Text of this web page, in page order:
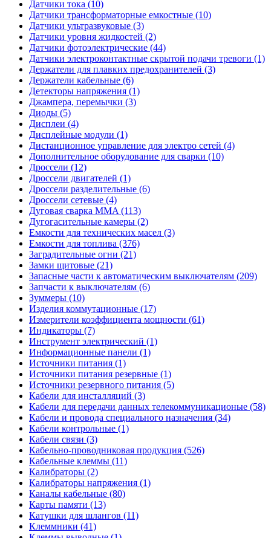
Датчики тока (10)
Датчики трансформаторные емкостные (10)
Датчики ультразвуковые (3)
Датчики уровня жидкостей (2)
Датчики фотоэлектрические (44)
Датчики электроконтактные скрытой подачи тревоги (1)
Держатели для плавких предохранителей (3)
Держатели кабельные (6)
Детекторы напряжения (1)
Джампера, перемычки (3)
Диоды (5)
Дисплеи (4)
Дисплейные модули (1)
Дистанционное управление для электро сетей (4)
Дополнительное оборудование для сварки (10)
Дроссели (12)
Дроссели двигателей (1)
Дроссели разделительные (6)
Дроссели сетевые (4)
Дуговая сварка MMA (113)
Дугогасительные камеры (2)
Емкости для технических масел (3)
Емкости для топлива (376)
Заградительные огни (21)
Замки щитовые (21)
Запасные части к автоматическим выключателям (209)
Запчасти к выключателям (6)
Зуммеры (10)
Изделия коммутационные (17)
Измерители коэффициента мощности (61)
Индикаторы (7)
Инструмент электрический (1)
Информационные панели (1)
Источники питания (1)
Источники питания резервные (1)
Источники резервного питания (5)
Кабели для инсталляций (3)
Кабели для передачи данных телекоммуникационые (58)
Кабели и провода специального назначения (34)
Кабели контрольные (1)
Кабели связи (3)
Кабельно-проводниковая продукция (526)
Кабельные клеммы (11)
Калибраторы (2)
Калибраторы напряжения (1)
Каналы кабельные (80)
Карты памяти (13)
Катушки для шлангов (11)
Клеммники (41)